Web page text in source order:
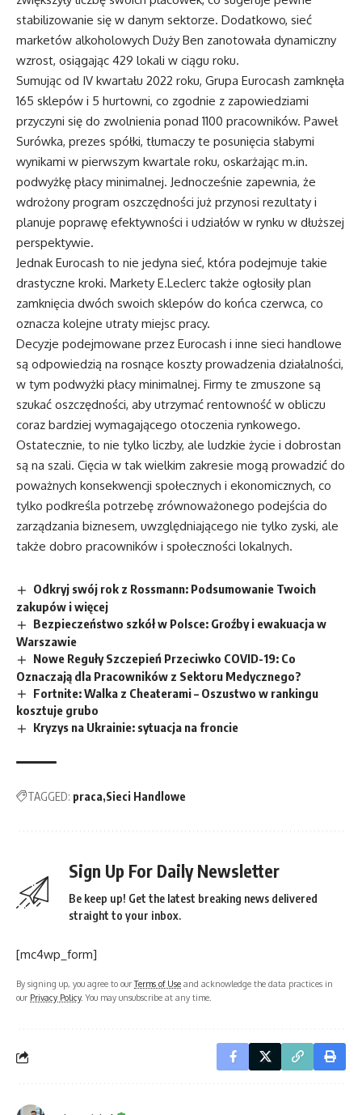
stabilizowanie się w danym sektorze. Dodatkowo, sieć
marketów alkoholowych Duży Ben zanotowała dynamiczny
wzrost, osiągając 429 lokali w ciągu roku.
Sumując od IV kwartału 2022 roku, Grupa Eurocash zamknęła
165 sklepów i 5 hurtowni, co zgodnie z zapowiedziami
przyczyni się do zwolnienia ponad 1100 pracowników. Paweł
Surówka, prezes spółki, tłumaczy te posunięcia słabymi
wynikami w pierwszym kwartale roku, oskarżając m.in.
podwyżkę płacy minimalnej. Jednocześnie zapewnia, że
wdrożony program oszczędności już przynosi rezultaty i
planuje poprawę efektywności i udziałów w rynku w dłuższej
perspektywie.
Jednak Eurocash to nie jedyna sieć, która podejmuje takie
drastyczne kroki. Markety E.Leclerc także ogłosiły plan
zamknięcia dwóch swoich sklepów do końca czerwca, co
oznacza kolejne utraty miejsc pracy.
Decyzje podejmowane przez Eurocash i inne sieci handlowe
są odpowiedzią na rosnące koszty prowadzenia działalności,
w tym podwyżki płacy minimalnej. Firmy te zmuszone są
szukać oszczędności, aby utrzymać rentowność w obliczu
coraz bardziej wymagającego otoczenia rynkowego.
Ostatecznie, to nie tylko liczby, ale ludzkie życie i dobrostan
są na szali. Cięcia w tak wielkim zakresie mogą prowadzić do
poważnych konsekwencji społecznych i ekonomicznych, co
tylko podkreśla potrzebę zrównoważonego podejścia do
zarządzania biznesem, uwzględniającego nie tylko zyski, ale
także dobro pracowników i społeczności lokalnych.
Odkryj swój rok z Rossmann: Podsumowanie Twoich
zakupów i więcej
Bezpieczeństwo szkół w Polsce: Groźby i ewakuacja w
Warszawie
Nowe Reguły Szczepień Przeciwko COVID-19: Co
Oznaczają dla Pracowników z Sektoru Medycznego?
Fortnite: Walka z Cheaterami – Oszustwo w rankingu
kosztuje grubo
Kryzys na Ukrainie: sytuacja na froncie
TAGGED: praca Sieci Handlowe
Sign Up For Daily Newsletter
Be keep up! Get the latest breaking news delivered
straight to your inbox.
[mc4wp_form]
By signing up, you agree to ourTerms of Use and acknowledge the data practices in
our Privacy Policy. You may unsubscribe at any time.